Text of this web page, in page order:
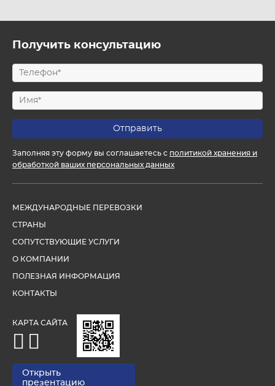
Получить консультацию
Заполняя эту форму вы соглашаетесь с политикой хранения и
обработкой ваших персональных данных
МЕЖДУНАРОДНЫЕ ПЕРЕВОЗКИ
СТРАНЫ
СОПУТСТВУЮЩИЕ УСЛУГИ
О КОМПАНИИ
ПОЛЕЗНАЯ ИНФОРМАЦИЯ
КОНТАКТЫ
КАРТА САЙТА
Открыть
презентацию